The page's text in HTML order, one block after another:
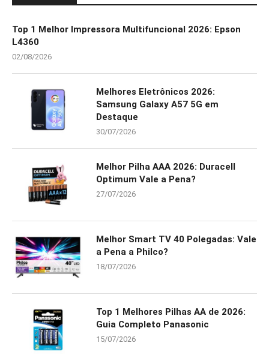
Top 1 Melhor Impressora Multifuncional 2026: Epson
L4360
02/08/2026
Melhores Eletrônicos 2026:
Samsung Galaxy A57 5G em
Destaque
30/07/2026
Melhor Pilha AAA 2026: Duracell
Optimum Vale a Pena?
27/07/2026
Melhor Smart TV 40 Polegadas: Vale
a Pena a Philco?
18/07/2026
Top 1 Melhores Pilhas AA de 2026:
Guia Completo Panasonic
15/07/2026